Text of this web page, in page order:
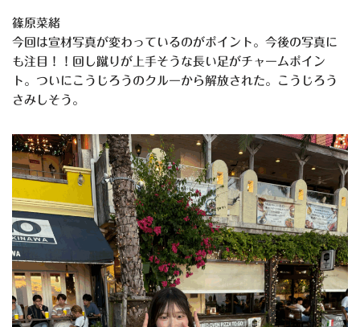
篠原菜緒
今回は宣材写真が変わっているのがポイント。今後の写真に
も注目！！回し蹴りが上手そうな長い足がチャームポイン
ト。ついにこうじろうのクルーから解放された。こうじろう
さみしそう。